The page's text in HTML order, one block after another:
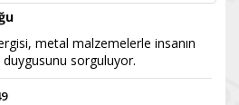
metal malzemelerle insanın
sorguluyor.